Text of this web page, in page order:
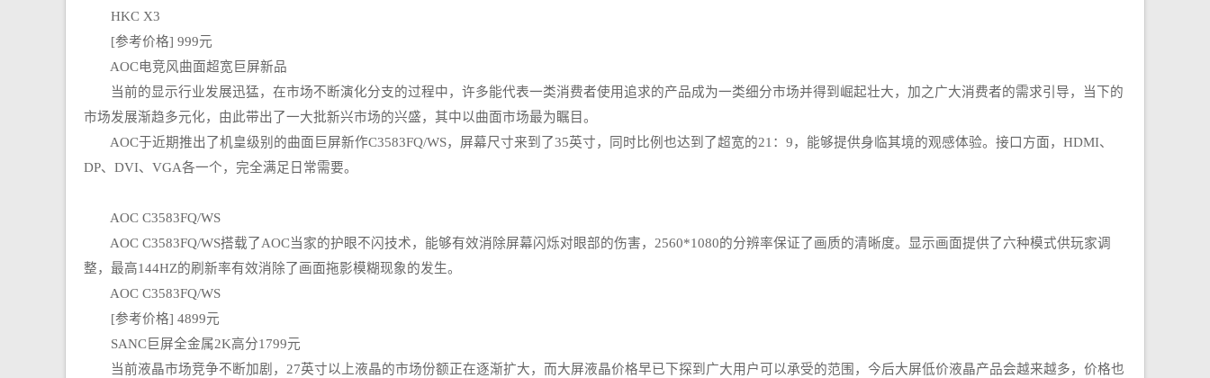
HKC X3
[参考价格] 999元
AOC电竞风曲面超宽巨屏新品
当前的显示行业发展迅猛，在市场不断演化分支的过程中，许多能代表一类消费者使用追求的产品成为一类细分市场并得到崛起壮大，加之广大消费者的需求引导，当下的
市场发展渐趋多元化，由此带出了一大批新兴市场的兴盛，其中以曲面市场最为瞩目。
AOC于近期推出了机皇级别的曲面巨屏新作C3583FQ/WS，屏幕尺寸来到了35英寸，同时比例也达到了超宽的21：9，能够提供身临其境的观感体验。接口方面，HDMI、
DP、DVI、VGA各一个，完全满足日常需要。
AOC C3583FQ/WS
AOC C3583FQ/WS搭载了AOC当家的护眼不闪技术，能够有效消除屏幕闪烁对眼部的伤害，2560*1080的分辨率保证了画质的清晰度。显示画面提供了六种模式供玩家调
整，最高144HZ的刷新率有效消除了画面拖影模糊现象的发生。
AOC C3583FQ/WS
[参考价格] 4899元
SANC巨屏全金属2K高分1799元
当前液晶市场竞争不断加剧，27英寸以上液晶的市场份额正在逐渐扩大，而大屏液晶价格早已下探到广大用户可以承受的范围，今后大屏低价液晶产品会越来越多，价格也